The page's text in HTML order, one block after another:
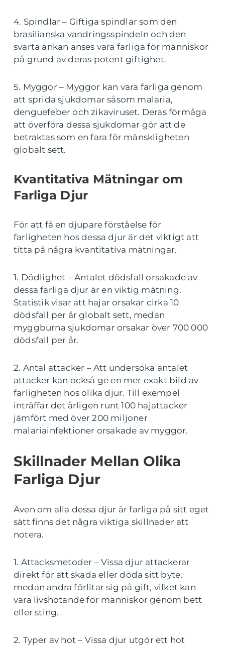
4. Spindlar – Giftiga spindlar som den
brasilianska vandringsspindeln och den
svarta änkan anses vara farliga för människor
på grund av deras potent giftighet.
5. Myggor – Myggor kan vara farliga genom
att sprida sjukdomar såsom malaria,
denguefeber och zikaviruset. Deras förmåga
att överföra dessa sjukdomar gör att de
betraktas som en fara för mänskligheten
globalt sett.
Kvantitativa Mätningar om
Farliga Djur
För att få en djupare förståelse för
farligheten hos dessa djur är det viktigt att
titta på några kvantitativa mätningar.
1. Dödlighet – Antalet dödsfall orsakade av
dessa farliga djur är en viktig mätning.
Statistik visar att hajar orsakar cirka 10
dödsfall per år globalt sett, medan
myggburna sjukdomar orsakar över 700 000
dödsfall per år.
2. Antal attacker – Att undersöka antalet
attacker kan också ge en mer exakt bild av
farligheten hos olika djur. Till exempel
inträffar det årligen runt 100 hajattacker
jämfört med över 200 miljoner
malariainfektioner orsakade av myggor.
Skillnader Mellan Olika
Farliga Djur
Även om alla dessa djur är farliga på sitt eget
sätt finns det några viktiga skillnader att
notera.
1. Attacksmetoder – Vissa djur attackerar
direkt för att skada eller döda sitt byte,
medan andra förlitar sig på gift, vilket kan
vara livshotande för människor genom bett
eller sting.
2. Typer av hot – Vissa djur utgör ett hot